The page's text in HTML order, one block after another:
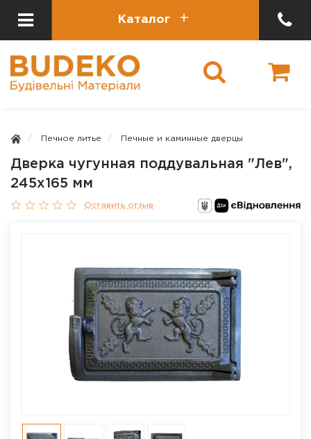
Каталог
Печное литье Печные и каминные дверцы
Дверка чугунная поддувальная "Лев",
245х165 мм
Оставить отзыв